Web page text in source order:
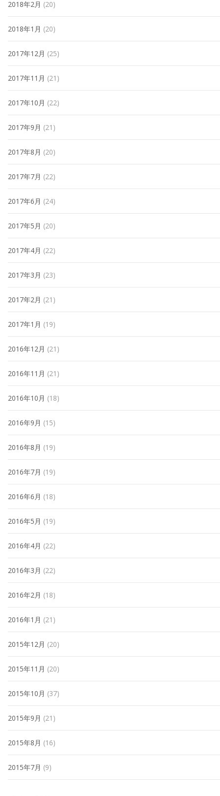
2018年2月 (20)
2018年1月 (20)
2017年12月 (25)
2017年11月 (21)
2017年10月 (22)
2017年9月 (21)
2017年8月 (20)
2017年7月 (22)
2017年6月 (24)
2017年5月 (20)
2017年4月 (22)
2017年3月 (23)
2017年2月 (21)
2017年1月 (19)
2016年12月 (21)
2016年11月 (21)
2016年10月 (18)
2016年9月 (15)
2016年8月 (19)
2016年7月 (19)
2016年6月 (18)
2016年5月 (19)
2016年4月 (22)
2016年3月 (22)
2016年2月 (18)
2016年1月 (21)
2015年12月 (20)
2015年11月 (20)
2015年10月 (37)
2015年9月 (21)
2015年8月 (16)
2015年7月 (9)